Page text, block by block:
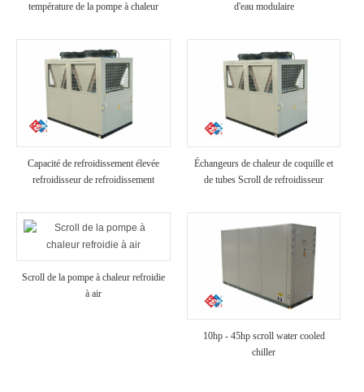
température de la pompe à chaleur
d'eau modulaire
Capacité de refroidissement élevée
refroidisseur de refroidissement
Échangeurs de chaleur de coquille et
de tubes Scroll de refroidisseur
Scroll de la pompe à chaleur refroidie
à air
10hp - 45hp scroll water cooled
chiller